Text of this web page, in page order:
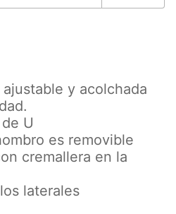
y acolchada
U
es removible
cremallera en la
laterales